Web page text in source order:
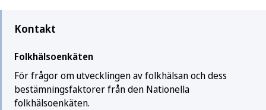
Kontakt
Folkhälsoenkäten
För frågor om utvecklingen av folkhälsan och dess
bestämningsfaktorer från den Nationella
folkhälsoenkäten.